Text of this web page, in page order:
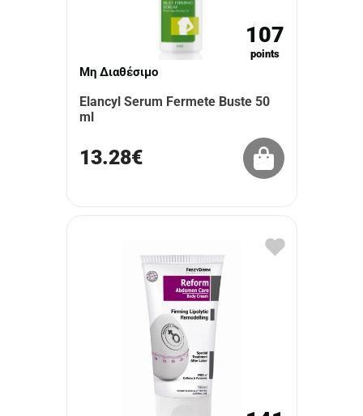
107
points
Μη Διαθέσιμο
Elancyl Serum Fermete Buste 50
ml
13.28€